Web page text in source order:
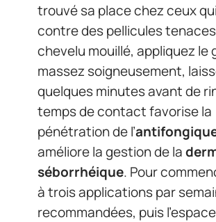
trouvé sa place chez ceux
contre des pellicules
chevelu mouillé, appliquez le
massez soigneusement,
quelques minutes avant de
temps de contact favorise la
pénétration de l’
améliore la gestion de la
séborrhéique. Pour
à trois applications par
recommandées, puis